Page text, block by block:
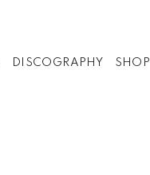
DISCOGRAPHY SHOP